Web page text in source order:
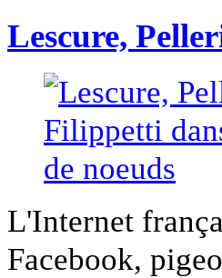
Lescure,
L'Internet
Facebook,